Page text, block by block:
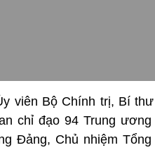
viên Bộ Chính trị, Bí
chỉ đạo 94 Trung
Đảng, Chủ nhiệm